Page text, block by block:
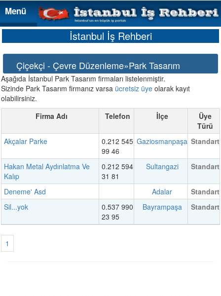
Menü
Menü
İstanbul İş Rehberi
Çiçekçi - Çevre Düzenleme»Park Tasarım
Aşağıda İstanbul Park Tasarım firmaları listelenmiştir.
Sizinde Park Tasarım firmanız varsa ücretsiz üye olarak kayıt
olabilirsiniz.
Firma Adı
Telefon İlçe
Üye
Türü
Akçalar Parke
0.212 545
99 46
Gaziosmanpaşa Standart
Hakan Metal Aydınlatma Ve
Kalıp
0.212 594
31 81
Sultangazi Standart
Deneme' Asd Adalar
Standart
Sil...yok
0.537 990
23 95
Bayrampaşa Standart
1